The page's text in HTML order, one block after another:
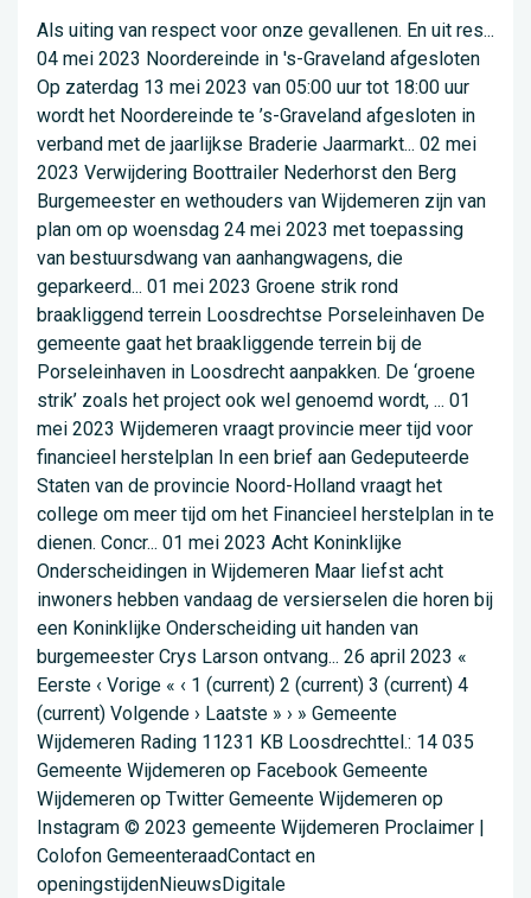
Als uiting van respect voor onze gevallenen. En uit res...
04 mei 2023 Noordereinde in 's-Graveland afgesloten
Op zaterdag 13 mei 2023 van 05:00 uur tot 18:00 uur
wordt het Noordereinde te ’s-Graveland afgesloten in
verband met de jaarlijkse Braderie Jaarmarkt... 02 mei
2023 Verwijdering Boottrailer Nederhorst den Berg
Burgemeester en wethouders van Wijdemeren zijn van
plan om op woensdag 24 mei 2023 met toepassing
van bestuursdwang van aanhangwagens, die
geparkeerd... 01 mei 2023 Groene strik rond
braakliggend terrein Loosdrechtse Porseleinhaven De
gemeente gaat het braakliggende terrein bij de
Porseleinhaven in Loosdrecht aanpakken. De ‘groene
strik’ zoals het project ook wel genoemd wordt, ... 01
mei 2023 Wijdemeren vraagt provincie meer tijd voor
financieel herstelplan In een brief aan Gedeputeerde
Staten van de provincie Noord-Holland vraagt het
college om meer tijd om het Financieel herstelplan in te
dienen. Concr... 01 mei 2023 Acht Koninklijke
Onderscheidingen in Wijdemeren Maar liefst acht
inwoners hebben vandaag de versierselen die horen bij
een Koninklijke Onderscheiding uit handen van
burgemeester Crys Larson ontvang... 26 april 2023 «
Eerste ‹ Vorige « ‹ 1 (current) 2 (current) 3 (current) 4
(current) Volgende › Laatste » › » Gemeente
Wijdemeren Rading 11231 KB Loosdrechttel.: 14 035
Gemeente Wijdemeren op Facebook Gemeente
Wijdemeren op Twitter Gemeente Wijdemeren op
Instagram © 2023 gemeente Wijdemeren Proclaimer |
Colofon GemeenteraadContact en
openingstijdenNieuwsDigitale